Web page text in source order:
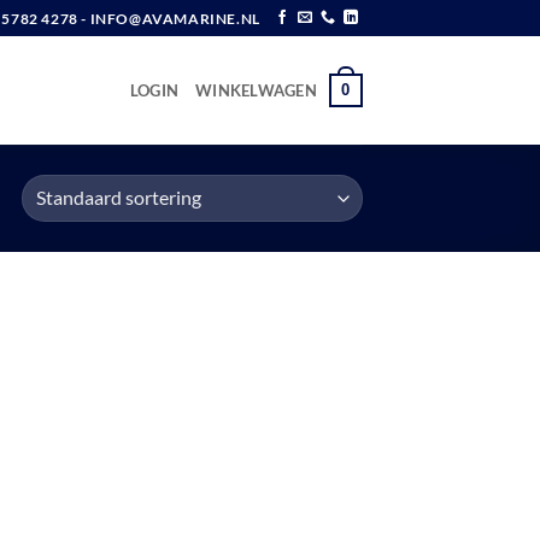
5782 4278 - INFO@AVAMARINE.NL
LOGIN WINKELWAGEN 0